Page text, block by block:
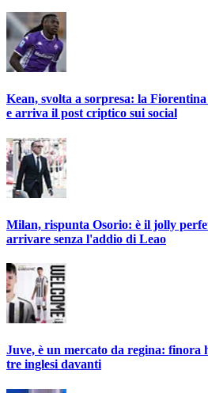
Kean, svolta a sorpresa: la
e arriva il post criptico sui social
Milan, rispunta Osorio: è il jolly
arrivare senza l'addio di Leao
Juve, è un mercato da regina: finora
tre inglesi davanti